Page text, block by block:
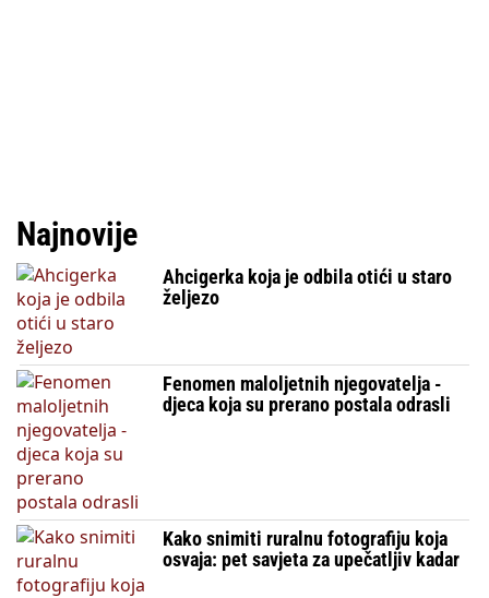
Najnovije
Ahcigerka koja je odbila otići u staro
željezo
Fenomen maloljetnih njegovatelja -
djeca koja su prerano postala odrasli
Kako snimiti ruralnu fotografiju koja
osvaja: pet savjeta za upečatljiv kadar